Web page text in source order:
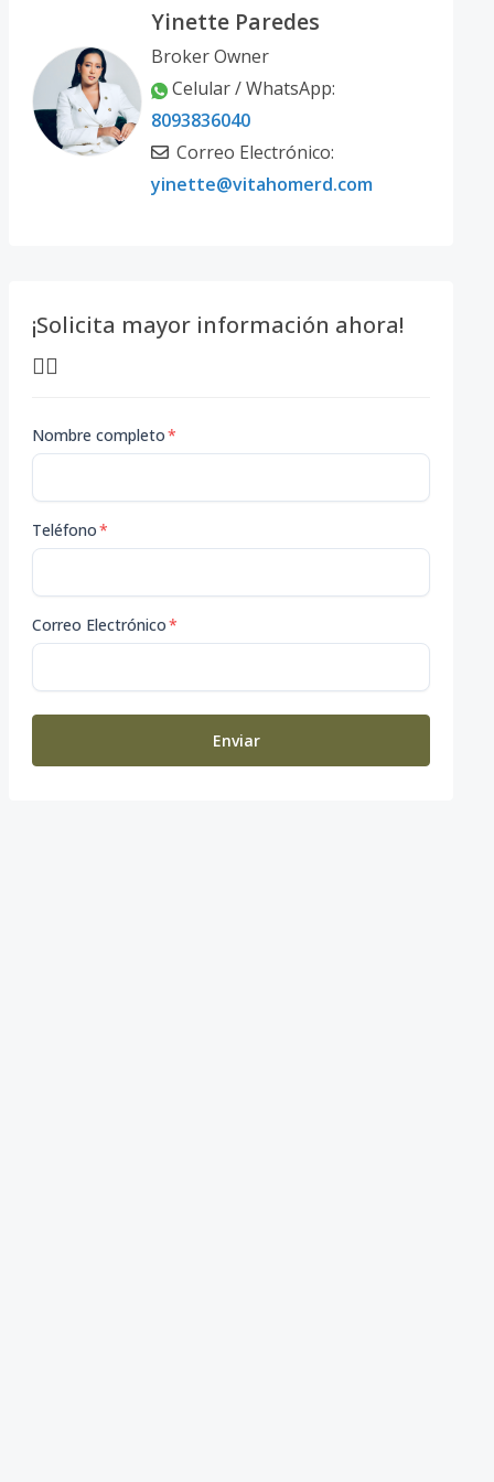
Yinette Paredes
Broker Owner
Celular / WhatsApp:
8093836040
Correo Electrónico:
yinette@vitahomerd.com
¡Solicita mayor información ahora!
👇🏽
Nombre completo*
Teléfono*
Correo Electrónico*
Enviar